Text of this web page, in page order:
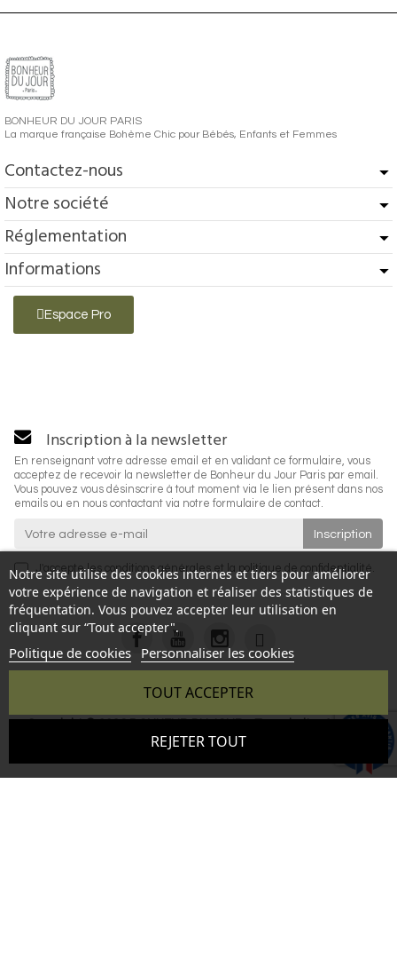
BONHEUR DU JOUR PARIS
La marque française Bohème Chic pour Bébés, Enfants et Femmes
Contactez-nous
Notre société
Réglementation
Informations
Espace Pro
Notre site utilise des cookies internes et tiers pour améliorer
votre expérience de navigation et réaliser des statistiques de
fréquentation. Vous pouvez accepter leur utilisation en
cliquant sur “Tout accepter".
Politique de cookies Personnaliser les cookies
REJETER TOUT
TOUT ACCEPTER
Inscription à la newsletter
En renseignant votre adresse email et en validant ce formulaire, vous
acceptez de recevoir la newsletter de Bonheur du Jour Paris par email.
Vous pouvez vous désinscrire à tout moment via le lien présent dans nos
emails ou en nous contactant via notre formulaire de contact.
J'accepte les conditions générales et la politique de confidentialité.
- Reproduction interdite sans autorisation - Site réalisé par :